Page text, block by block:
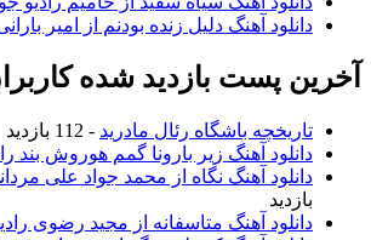
دانلود آهنگ دلیل زنده بودنم از امیر
آخرین پست بازدید شده
تاریخچه باشگاه رئال مادرید - 112 بازدید
دانلود آهنگ زیر بارونا گمم هوروش بند
دانلود آهنگ نگاه از محمد جواد علی
بازدید
دانلود آهنگ متاسفانه از مجید رضوی